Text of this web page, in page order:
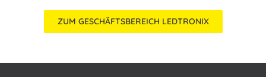
ZUM GESCHÄFTSBEREICH LEDTRONIX